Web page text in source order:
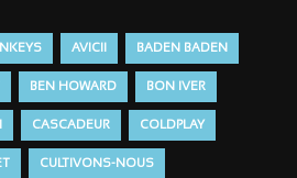
AVICII BADEN BADEN
BEN HOWARD BON IVER
CASCADEUR COLDPLAY
CULTIVONS-NOUS